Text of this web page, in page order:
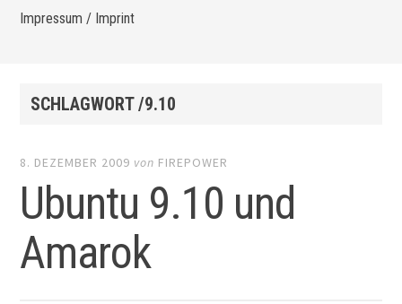
Impressum / Imprint
SCHLAGWORT /9.10
8. DEZEMBER 2009 von FIREPOWER
Ubuntu 9.10 und
Amarok